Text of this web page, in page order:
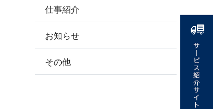
仕事紹介
お知らせ
その他